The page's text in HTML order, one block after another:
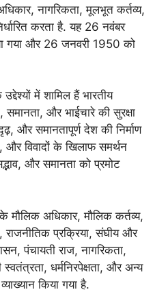
नागरिकता, मूलभूत कर्तव्य,
करता है. यह 26 नवंबर
गया और 26 जनवरी 1950 को
में शामिल हैं भारतीय
समानता, और भाईचारे की सुरक्षा
और समानतापूर्ण देश की निर्माण
और विवादों के खिलाफ समर्थन
और समानता को प्रमोट
मौलिक अधिकार, मौलिक कर्तव्य,
राजनीतिक प्रक्रिया, संघीय और
पंचायती राज, नागरिकता,
स्वतंत्रता, धर्मनिरपेक्षता, और अन्य
किया गया है.